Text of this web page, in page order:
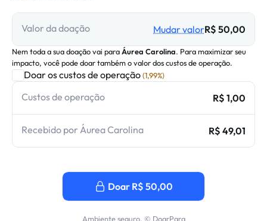
Valor da doação Mudar valorR$ 50,00
Nem toda a sua doação vai paraÁurea Carolina. Para maximizar seu
impacto, você pode doar também o valor dos custos de operação.
Doar os custos de operação(1,99%)
Custos de operação R$ 1,00
Recebido por Áurea Carolina R$ 49,01
Doar R$ 50,00
Ambiente seguro. © DoarPara